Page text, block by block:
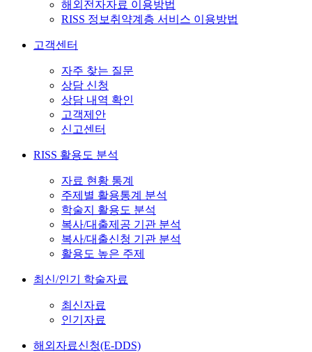
해외전자자료 이용방법
RISS 정보취약계층 서비스 이용방법
고객센터
자주 찾는 질문
상담 신청
상담 내역 확인
고객제안
신고센터
RISS 활용도 분석
자료 현황 통계
주제별 활용통계 분석
학술지 활용도 분석
복사/대출제공 기관 분석
복사/대출신청 기관 분석
활용도 높은 주제
최신/인기 학술자료
최신자료
인기자료
해외자료신청(E-DDS)